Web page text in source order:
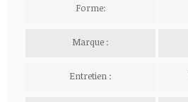
Forme:
Marque :
Entretien :